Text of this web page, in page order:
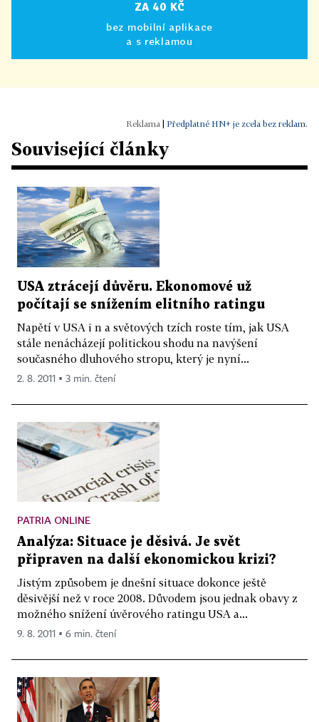
ZA 40 KČ
bez mobilní aplikace
a s reklamou
Předplatné HN+ je zcela bez reklam.
Související články
USA ztrácejí důvěru. Ekonomové už
počítají se snížením elitního ratingu
Napětí v USA i n a světových tzích roste tím, jak USA
stále nenácházejí politickou shodu na navýšení
současného dluhového stropu, který je nyní...
2. 8. 2011 ▪ 3 min. čtení
PATRIA ONLINE
Analýza: Situace je děsivá. Je svět
připraven na další ekonomickou krizi?
Jistým způsobem je dnešní situace dokonce ještě
děsivější než v roce 2008. Důvodem jsou jednak obavy z
možného snížení úvěrového ratingu USA a...
9. 8. 2011 ▪ 6 min. čtení